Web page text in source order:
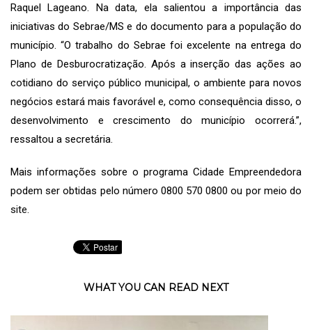
Raquel Lageano. Na data, ela salientou a importância das
iniciativas do Sebrae/MS e do documento para a população do
município. “O trabalho do Sebrae foi excelente na entrega do
Plano de Desburocratização. Após a inserção das ações ao
cotidiano do serviço público municipal, o ambiente para novos
negócios estará mais favorável e, como consequência disso, o
desenvolvimento e crescimento do município ocorrerá.”,
ressaltou a secretária.
Mais informações sobre o programa Cidade Empreendedora
podem ser obtidas pelo número 0800 570 0800 ou por meio do
site.
WHAT YOU CAN READ NEXT